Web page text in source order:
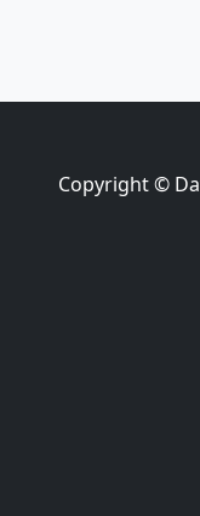
Copyright ©